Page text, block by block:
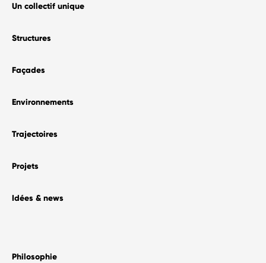
Un collectif unique
Structures
Façades
Environnements
Trajectoires
Projets
Idées & news
Philosophie​